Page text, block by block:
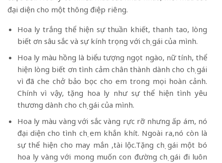
đại diện cho một thông điệp riêng.
Hoa ly trắng thể hiện sự thuần khiết, thanh tao, lòng
biết ơn sâu sắc và sự kính trọng với chị gái của mình.
Hoa ly màu hồng là biểu tượng ngọt ngào, nữ tính, thể
hiện lòng biết ơn tình cảm chân thành dành cho chị gái
vì đã che chở bảo bọc cho em trong mọi hoàn cảnh.
Chính vì vậy, tặng hoa ly như sự thể hiện tình yêu
thương dành cho chị gái của mình.
Hoa ly màu vàng với sắc vàng rực rỡ nhưng ấp ám, nó
đại diện cho tình chị em khắn khít. Ngoài ra,nó còn là
sự thể hiện cho may mắn ,tài lộc.Tặng chị gái một bó
hoa ly vàng với mong muốn con đường chị gái đi luôn